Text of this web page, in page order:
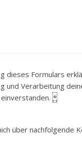
dieses Formulars
und Verarbeitung
*
über nachfolgende